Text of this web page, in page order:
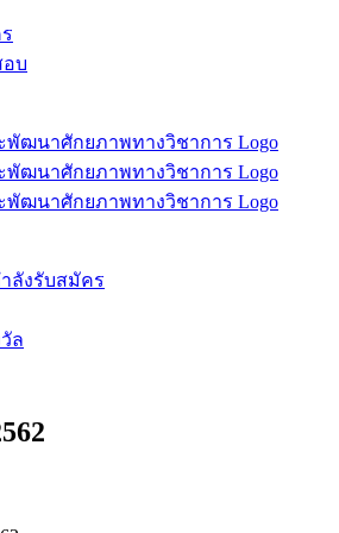
อบ
ลังรับสมัคร
ล